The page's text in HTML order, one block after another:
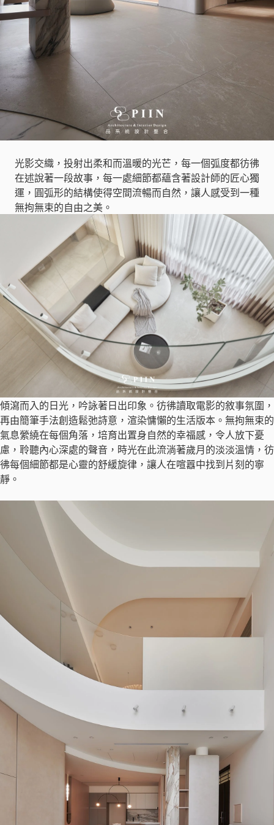
光影交織，投射出柔和而溫暖的光芒，每一個弧度都彷彿
在述說著一段故事，每一處細節都蘊含著設計師的匠心獨
運，圓弧形的結構使得空間流暢而自然，讓人感受到一種
無拘無束的自由之美。
傾瀉而入的日光，吟詠著日出印象。彷彿讀取電影的敘事氛圍，
再由簡筆手法創造鬆弛詩意，渲染慵懶的生活版本。無拘無束的
氣息縈繞在每個角落，培育出置身自然的幸福感，令人放下憂
慮，聆聽內心深處的聲音，時光在此流淌著歲月的淡淡溫情，彷
彿每個細節都是心靈的舒緩旋律，讓人在喧囂中找到片刻的寧
靜。